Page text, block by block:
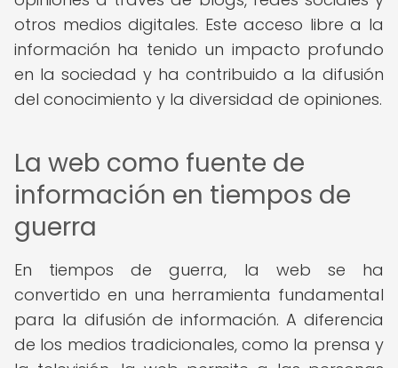
otros medios digitales. Este acceso libre a la
información ha tenido un impacto profundo
en la sociedad y ha contribuido a la difusión
del conocimiento y la diversidad de opiniones.
La web como fuente de
información en tiempos de
guerra
En tiempos de guerra, la web se ha
convertido en una herramienta fundamental
para la difusión de información. A diferencia
de los medios tradicionales, como la prensa y